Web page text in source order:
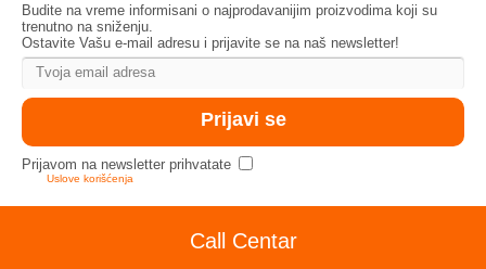
Budite na vreme informisani o najprodavanijim proizvodima koji su
trenutno na sniženju.
Ostavite Vašu e-mail adresu i prijavite se na naš newsletter!
Prijavom na newsletter prihvatate
Uslove korišćenja
Call Centar